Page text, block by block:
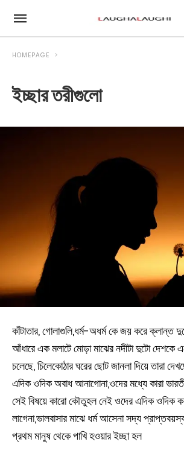
HOMEPAGE
ইচ্ছার তরীগুলো
কাঁটাতার, গোলাগুলি,ধর্ম-অধর্ম কে জয় করে ক্লান্ত
আঁধারে এক মলাটে মোড়া মাঝের নদীটা দুটো
চলেছে, চিলেকোঠার ঘরের ছোট জানলা দিয়ে তারা
এদিক ওদিক অবাধ আনাগোনা,ওদের মধ্যে কারা
সেই বিষয়ে কারো কৌতুহল নেই ওদের এদিক ওদিক
লাগেনা,ভালবাসার মাঝে ধর্ম আসেনা সদ্য
প্রথম মানুষ থেকে পাখি হওয়ার ইচ্ছা হল